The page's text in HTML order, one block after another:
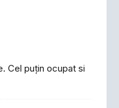
Cel puțin ocupat si